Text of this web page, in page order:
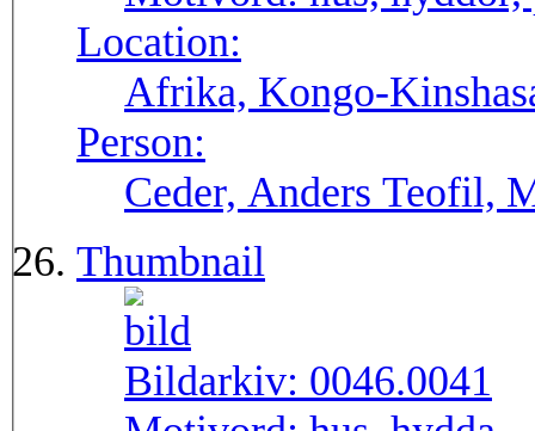
Location:
Afrika, Kongo-
Person:
Ceder, Anders Teofil,
Thumbnail
Bildarkiv: 0046.0041